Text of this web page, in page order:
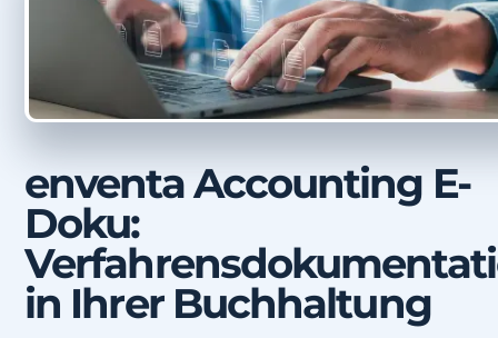
enventa Accounting E-
Doku:
in Ihrer Buchhaltung